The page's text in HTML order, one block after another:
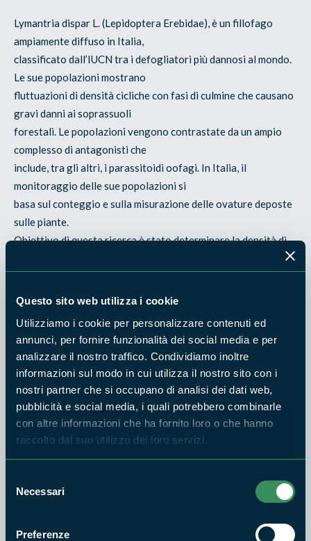
Questo sito web utilizza i cookie
Utilizziamo i cookie per personalizzare contenuti ed
annunci, per fornire funzionalità dei social media e per
analizzare il nostro traffico. Condividiamo inoltre
informazioni sul modo in cui utilizza il nostro sito con i
nostri partner che si occupano di analisi dei dati web,
pubblicità e social media, i quali potrebbero combinarle
con altre informazioni che ha fornito loro o che hanno
raccolto dal suo utilizzo dei loro servizi.
delNecessari
Preferenze
Lymantria dispar L. (Lepidoptera Erebidae), è un fillofago
ampiamente diffuso in Italia,
classificato dall’IUCN tra i defogliatori più dannosi al mondo.
Le sue popolazioni mostrano
fluttuazioni di densità cicliche con fasi di culmine che causano
gravi danni ai soprassuoli
forestali. Le popolazioni vengono contrastate da un ampio
complesso di antagonisti che
include, tra gli altri, i parassitoidi oofagi. In Italia, il
monitoraggio delle sue popolazioni si
basa sul conteggio e sulla misurazione delle ovature deposte
sulle piante.
Obiettivo di questa ricerca è stato determinare la densità di
valutare l’incidenza dei parassitoidi oofagi nella Riserva
“Selva del Lamone” (VT). Le
dispar sono attualmente in fase di
latenza. Dalle ovature raccolte e allevate in laboratorio non è
emersa la presenza di
parassitoidi. Questi risultati confermano l'importanza del
monitoraggio per comprendere le
dinamiche di popolazione del fillofago, e rappresentano un
punto di partenza per future
ricerche riguardanti il ruolo dei parassitoidi oofagi nel